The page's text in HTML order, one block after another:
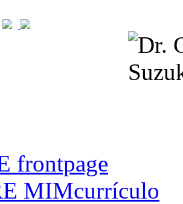
frontpage
MIMcurrículo